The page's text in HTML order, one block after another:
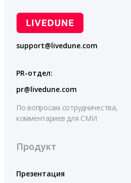
support@livedune.com
PR-отдел:
pr@livedune.com
По вопросам сотрудничества,
комментариев для СМИ
Продукт
Презентация